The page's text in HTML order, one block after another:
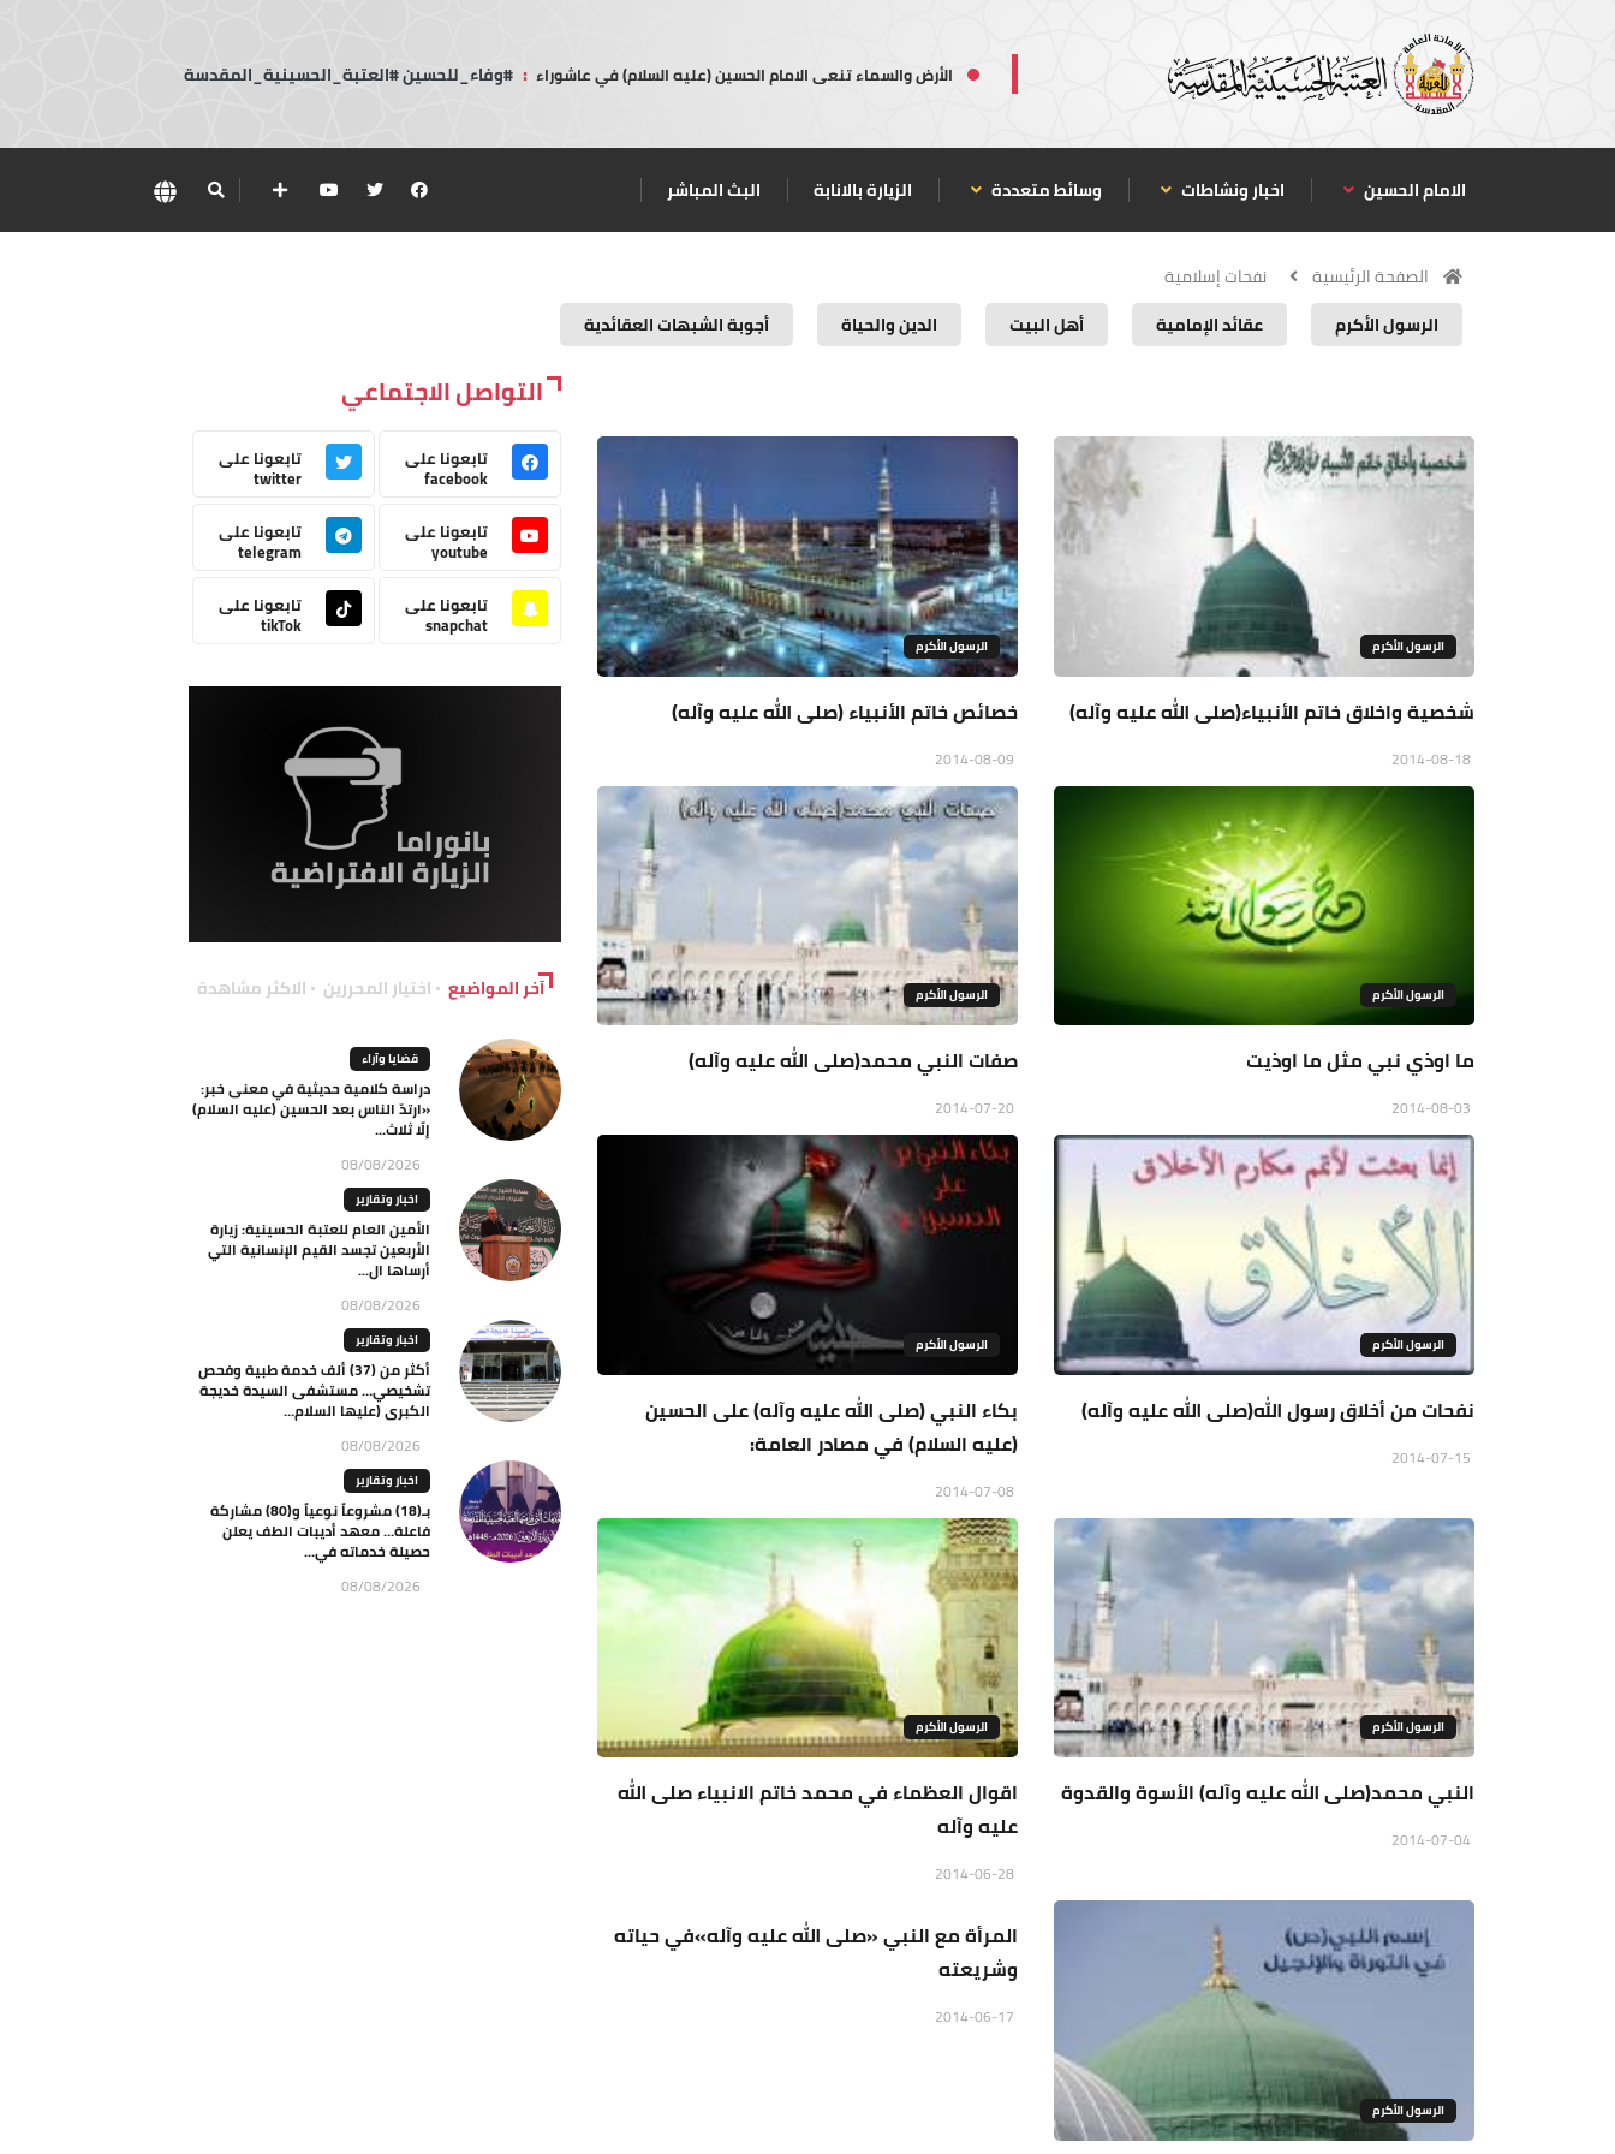
الأرض والسماء تنعى الامام الحسين (عليه السلام) في عاشوراء : #وفاء_للحسين #العتبة_الحسينية_المقدسة
الامام الحسين اخبار ونشاطات وسائط متعددة الزيارة بالانابة البث المباشر
الصفحة الرئيسية
نفحات إسلامية
الرسول الأكرم
عقائد الإمامية أهل البيت الدين والحياة أجوبة الشبهات العقائدية
الرسول الأكرم
شخصية واخلاق خاتم الأنبياء(صلى الله عليه وآله)
الرسول الأكرم
خصائص خاتم الأنبياء (صلى الله عليه وآله)
الرسول الأكرم
ما اوذي نبي مثل ما اوذيت
الرسول الأكرم
صفات النبي محمد(صلى الله عليه وآله)
الرسول الأكرم
نفحات من أخلاق رسول الله(صلى الله عليه وآله)
الرسول الأكرم
بكاء النبي (صلى الله عليه وآله) على الحسين
(عليه السلام) في مصادر العامة:
الرسول الأكرم
النبي محمد(صلى الله عليه وآله) الأسوة والقدوة
الرسول الأكرم
اقوال العظماء في محمد خاتم الانبياء صلى الله
عليه وآله
الرسول الأكرم
الرسول الأكرم
المرأة مع النبي «صلى الله عليه وآله»في حياته
وشريعته
التواصل الاجتماعي
تابعونا على
facebook
تابعونا على
twitter
تابعونا على
youtube
تابعونا على
telegram
تابعونا على
snapchat
تابعونا على
tikTok
آخر المواضيع اختيار المحررين الاكثر مشاهدة
قضايا وآراء
دراسة كلامية حديثية في معنى خبر:
«ارتدّ الناس بعد الحسين (عليه السلام)
إلّا ثلاث...
08/08/2026
اخبار وتقارير
الأمين العام للعتبة الحسينية: زيارة
الأربعين تجسد القيم الإنسانية التي
أرساها ال...
08/08/2026
اخبار وتقارير
أكثر من (37) ألف خدمة طبية وفحص
تشخيصي… مستشفى السيدة خديجة
الكبرى (عليها السلام...
08/08/2026
اخبار وتقارير
بـ(18) مشروعاً نوعياً و(80) مشاركة
فاعلة… معهد أديبات الطف يعلن
حصيلة خدماته في...
08/08/2026